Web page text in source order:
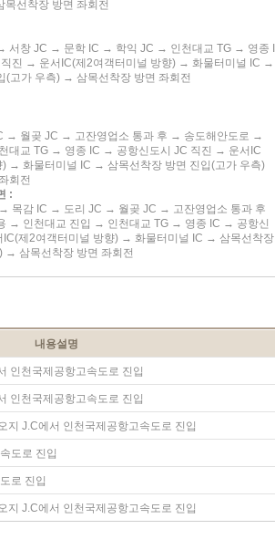
선착장 방면 좌회전
서창 JC → 문학 IC → 학익 JC → 인천대교 TG → 영종 I
진 → 운서IC(제2여객터미널 방향) → 화물터미널 IC →
(고가 우측) → 삼목선착장 방면 좌회전
→ 월곶 JC → 고잔영업소 통과 후 → 송도해안도로 →
대교 TG → 영종 IC → 공항신도시 JC 직진 → 운서IC
) → 화물터미널 IC → 삼목선착장 방면 진입(고가 우측)
회전
:
목감 IC → 도리 JC → 월곶 JC → 고잔영업소 통과 후
→ 인천대교 진입 → 인천대교 TG → 영종 IC → 공항신
제2여객터미널 방향) → 화물터미널 IC → 삼목선착장
→ 삼목선착장 방면 좌회전
내용설명
인천국제공항고속도로 진입
인천국제공항고속도로 진입
지 J.C에서 인천국제공항고속도로 진입
도로 진입
로 진입
지 J.C에서 인천국제공항고속도로 진입